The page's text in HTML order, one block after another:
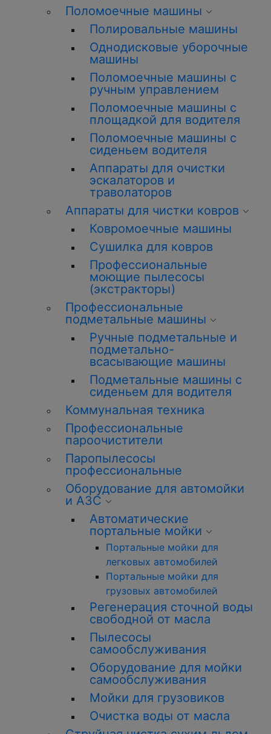
Поломоечные машины
Полировальные машины
Однодисковые уборочные
машины
Поломоечные машины с
ручным управлением
Поломоечные машины с
площадкой для водителя
Поломоечные машины с
сиденьем водителя
Аппараты для очистки
эскалаторов и
траволаторов
Аппараты для чистки ковров
Ковромоечные машины
Сушилка для ковров
Профессиональные
моющие пылесосы
(экстракторы)
Профессиональные
подметальные машины
Ручные подметальные и
подметально-
всасывающие машины
Подметальные машины с
сиденьем для водителя
Коммунальная техника
Профессиональные
пароочистители
Паропылесосы
профессиональные
Оборудование для автомойки
и АЗС
Автоматические
портальные мойки
Портальные мойки для
легковых автомобилей
Портальные мойки для
грузовых автомобилей
Регенерация сточной воды
свободной от масла
Пылесосы
самообслуживания
Оборудование для мойки
самообслуживания
Мойки для грузовиков
Очистка воды от масла